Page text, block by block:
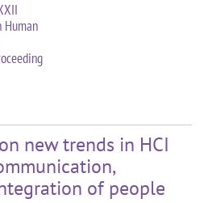
Human
new trends in HCI
of people